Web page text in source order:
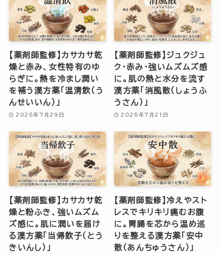
【薬剤師監修】カサカサ乾
燥と赤み、女性特有のゆ
らぎに。熱を冷まし潤い
を補う漢方薬「温清飲（う
んせいいん）」
2026年7月29日
【薬剤師監修】ジュクジュ
ク・赤み・強いムズムズ感
に。肌の熱と水分を流す
漢方薬「消風散（しょうふ
うさん）」
2026年7月21日
【薬剤師監修】カサカサ乾
燥と粉ふき、強いムズム
ズ感に。肌に潤いを届け
る漢方薬「当帰飲子（とう
きいんし）」
【薬剤師監修】冷えやスト
レスでキリキリ痛むお腹
に。胃腸を芯から温め巡
りを整える漢方薬「安中
散（あんちゅうさん）」